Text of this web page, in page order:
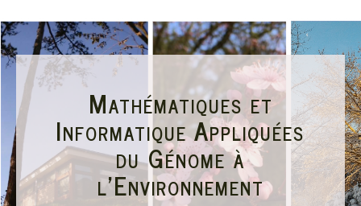
Mathématiques et
Informatique Appliquées
du Génome à
l'Environnement